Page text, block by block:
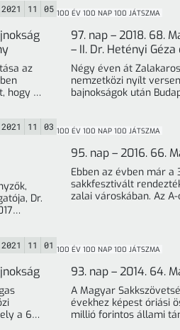
2021 11 05 100 ÉV 100 NAP 100 JÁTSZMA
az
hogy a
2021 11 03
97. nap – 2018. 68.
– II. Dr. Hetényi
Négy éven át
nemzetközi nyílt
bajnokságok után
100 ÉV 100 NAP 100 JÁTSZMA
Dr.
2021 11 01
95. nap – 2016. 66.
Ebben az évben már a
sakkfesztivált
zalai városkában. Az
100 ÉV 100 NAP 100 JÁTSZMA
a 65.
93. nap – 2014. 64.
A Magyar
évekhez képest óriási
millió forintos állami